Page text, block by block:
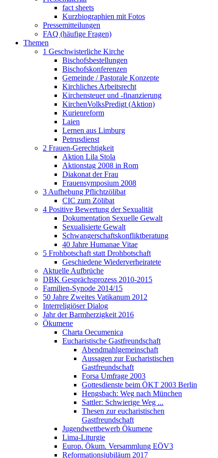
fact sheets
Kurzbiographien mit Fotos
Pressemitteilungen
FAQ (häufige Fragen)
Themen
1 Geschwisterliche Kirche
Bischofsbestellungen
Bischofskonferenzen
Gemeinde / Pastorale Konzepte
Kirchliches Arbeitsrecht
Kirchensteuer und -finanzierung
KirchenVolksPredigt (Aktion)
Kurienreform
Laien
Lernen aus Limburg
Petrusdienst
2 Frauen-Gerechtigkeit
Aktion Lila Stola
Aktionstag 2008 in Rom
Diakonat der Frau
Frauensymposium 2008
3 Aufhebung Pflichtzölibat
CIC zum Zölibat
4 Positive Bewertung der Sexualität
Dokumentation Sexuelle Gewalt
Sexualisierte Gewalt
Schwangerschaftskonfliktberatung
40 Jahre Humanae Vitae
5 Frohbotschaft statt Drohbotschaft
Geschiedene Wiederverheiratete
Aktuelle Aufbrüche
DBK Gesprächsprozess 2010-2015
Familien-Synode 2014/15
50 Jahre Zweites Vatikanum 2012
Interreligiöser Dialog
Jahr der Barmherzigkeit 2016
Ökumene
Charta Oecumenica
Eucharistische Gastfreundschaft
Abendmahlgemeinschaft
Aussagen zur Eucharistischen
Gastfreundschaft
Forsa Umfrage 2003
Gottesdienste beim ÖKT 2003 Berlin
Hengsbach: Weg nach München
Sattler: Schwierige Weg ...
Thesen zur eucharistischen
Gastfreundschaft
Jugendwettbewerb Ökumene
Lima-Liturgie
Europ. Ökum. Versammlung EÖV3
Reformationsjubiläum 2017